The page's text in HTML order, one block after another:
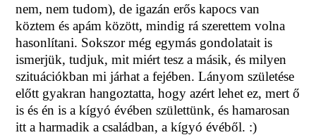
nem, nem tudom), de igazán erős kapocs van
köztem és apám között, mindig rá szerettem volna
hasonlítani. Sokszor még egymás gondolatait is
ismerjük, tudjuk, mit miért tesz a másik, és milyen
szituációkban mi járhat a fejében. Lányom születése
előtt gyakran hangoztatta, hogy azért lehet ez, mert ő
is és én is a kígyó évében születtünk, és hamarosan
itt a harmadik a családban, a kígyó évéből. :)